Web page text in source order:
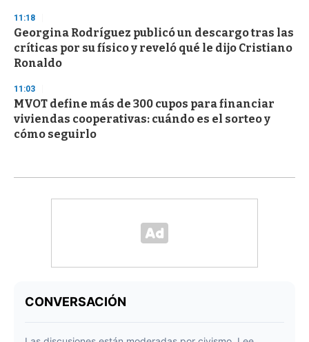
11:18
Georgina Rodríguez publicó un descargo tras las
críticas por su físico y reveló qué le dijo Cristiano
Ronaldo
11:03
MVOT define más de 300 cupos para financiar
viviendas cooperativas: cuándo es el sorteo y
cómo seguirlo